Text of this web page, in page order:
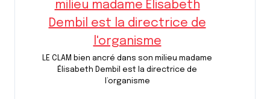
LE CLAM bien ancré dans son milieu madame
Élisabeth Dembil est la directrice de
l’organisme